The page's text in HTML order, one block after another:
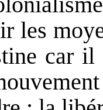
les
car